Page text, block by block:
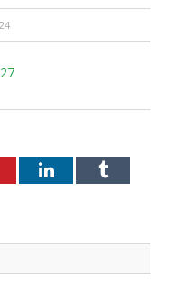
LinkedInTumblr